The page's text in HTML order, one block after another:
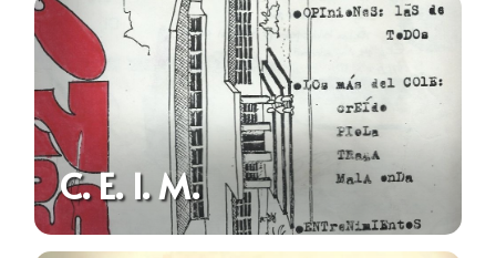
C. E. I. M.